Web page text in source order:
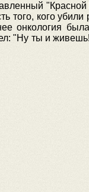
того, кого
онкология
"Ну ты и